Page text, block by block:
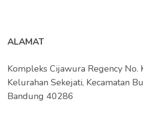
ALAMAT
Kompleks Cijawura Regency No.
Kelurahan Sekejati, Kecamatan
Bandung 40286